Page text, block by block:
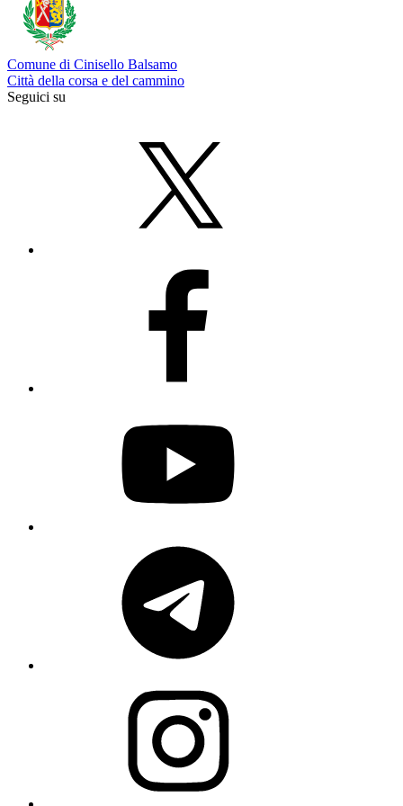
Comune di Cinisello Balsamo
Città della corsa e del cammino
Seguici su